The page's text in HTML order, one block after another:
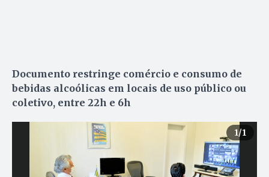
Documento restringe comércio e consumo de
bebidas alcoólicas em locais de uso público ou
coletivo, entre 22h e 6h
1/1